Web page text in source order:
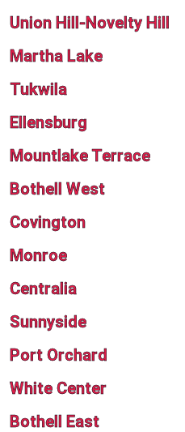
Union Hill-Novelty Hill
Martha Lake
Tukwila
Ellensburg
Mountlake Terrace
Bothell West
Covington
Monroe
Centralia
Sunnyside
Port Orchard
White Center
Bothell East